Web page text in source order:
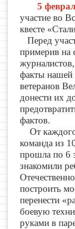
5
участие во
квесте
Перед
примерив на
факты нашей
ветеранов
донести их
фактов.
От
команда из
прошла по 6
знакомили
построить
перенести
боевую
руками в